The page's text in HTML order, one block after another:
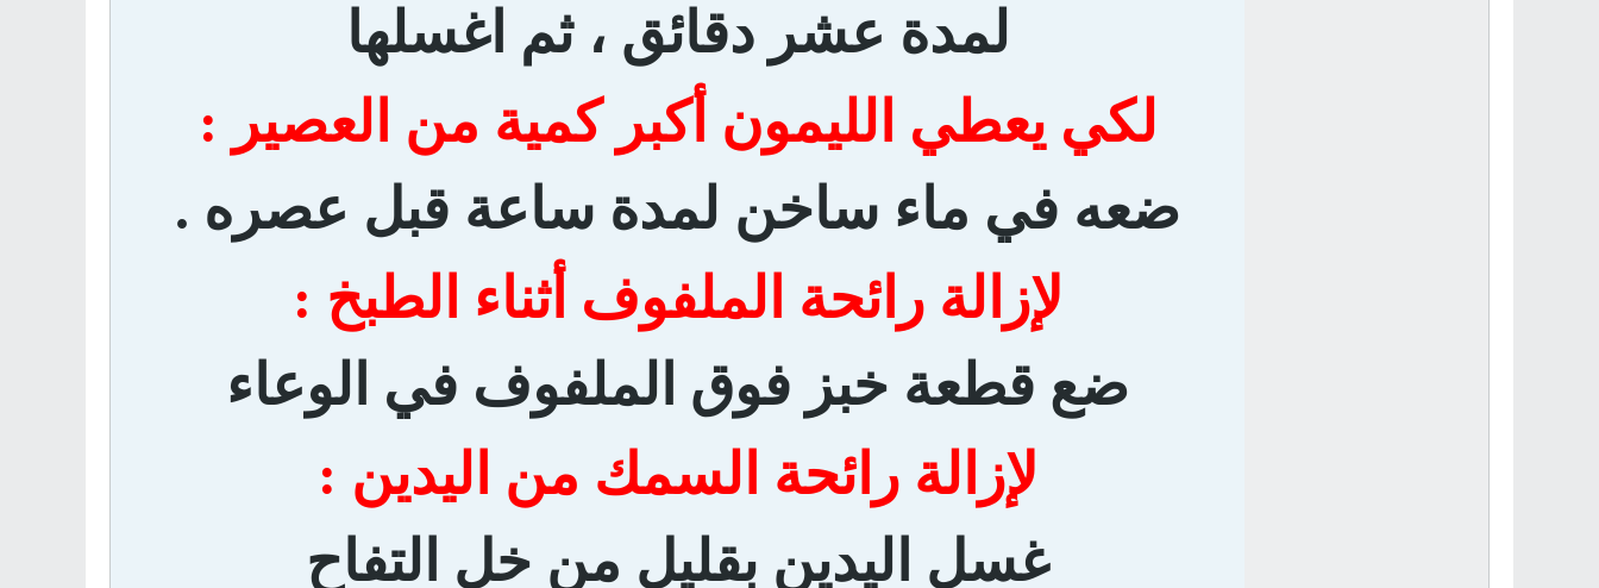
لمدة عشر دقائق ، ثم اغسلها
لكي يعطي الليمون أكبر كمية من العصير :
ضعه في ماء ساخن لمدة ساعة قبل عصره .
لإزالة رائحة الملفوف أثناء الطبخ :
ضع قطعة خبز فوق الملفوف في الوعاء
لإزالة رائحة السمك من اليدين :
غسل اليدين بقليل من خل التفاح